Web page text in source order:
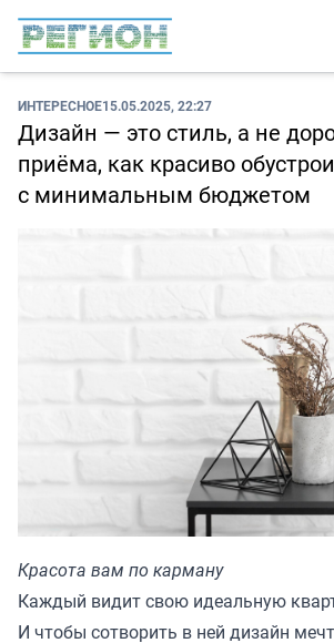
ИНТЕРЕСНОЕ15.05.2025, 22:27
Дизайн — это стиль, а не
приёма, как красиво
с минимальным бюджетом
Красота вам по карману
Каждый видит свою идеальную
И чтобы сотворить в ней дизайн